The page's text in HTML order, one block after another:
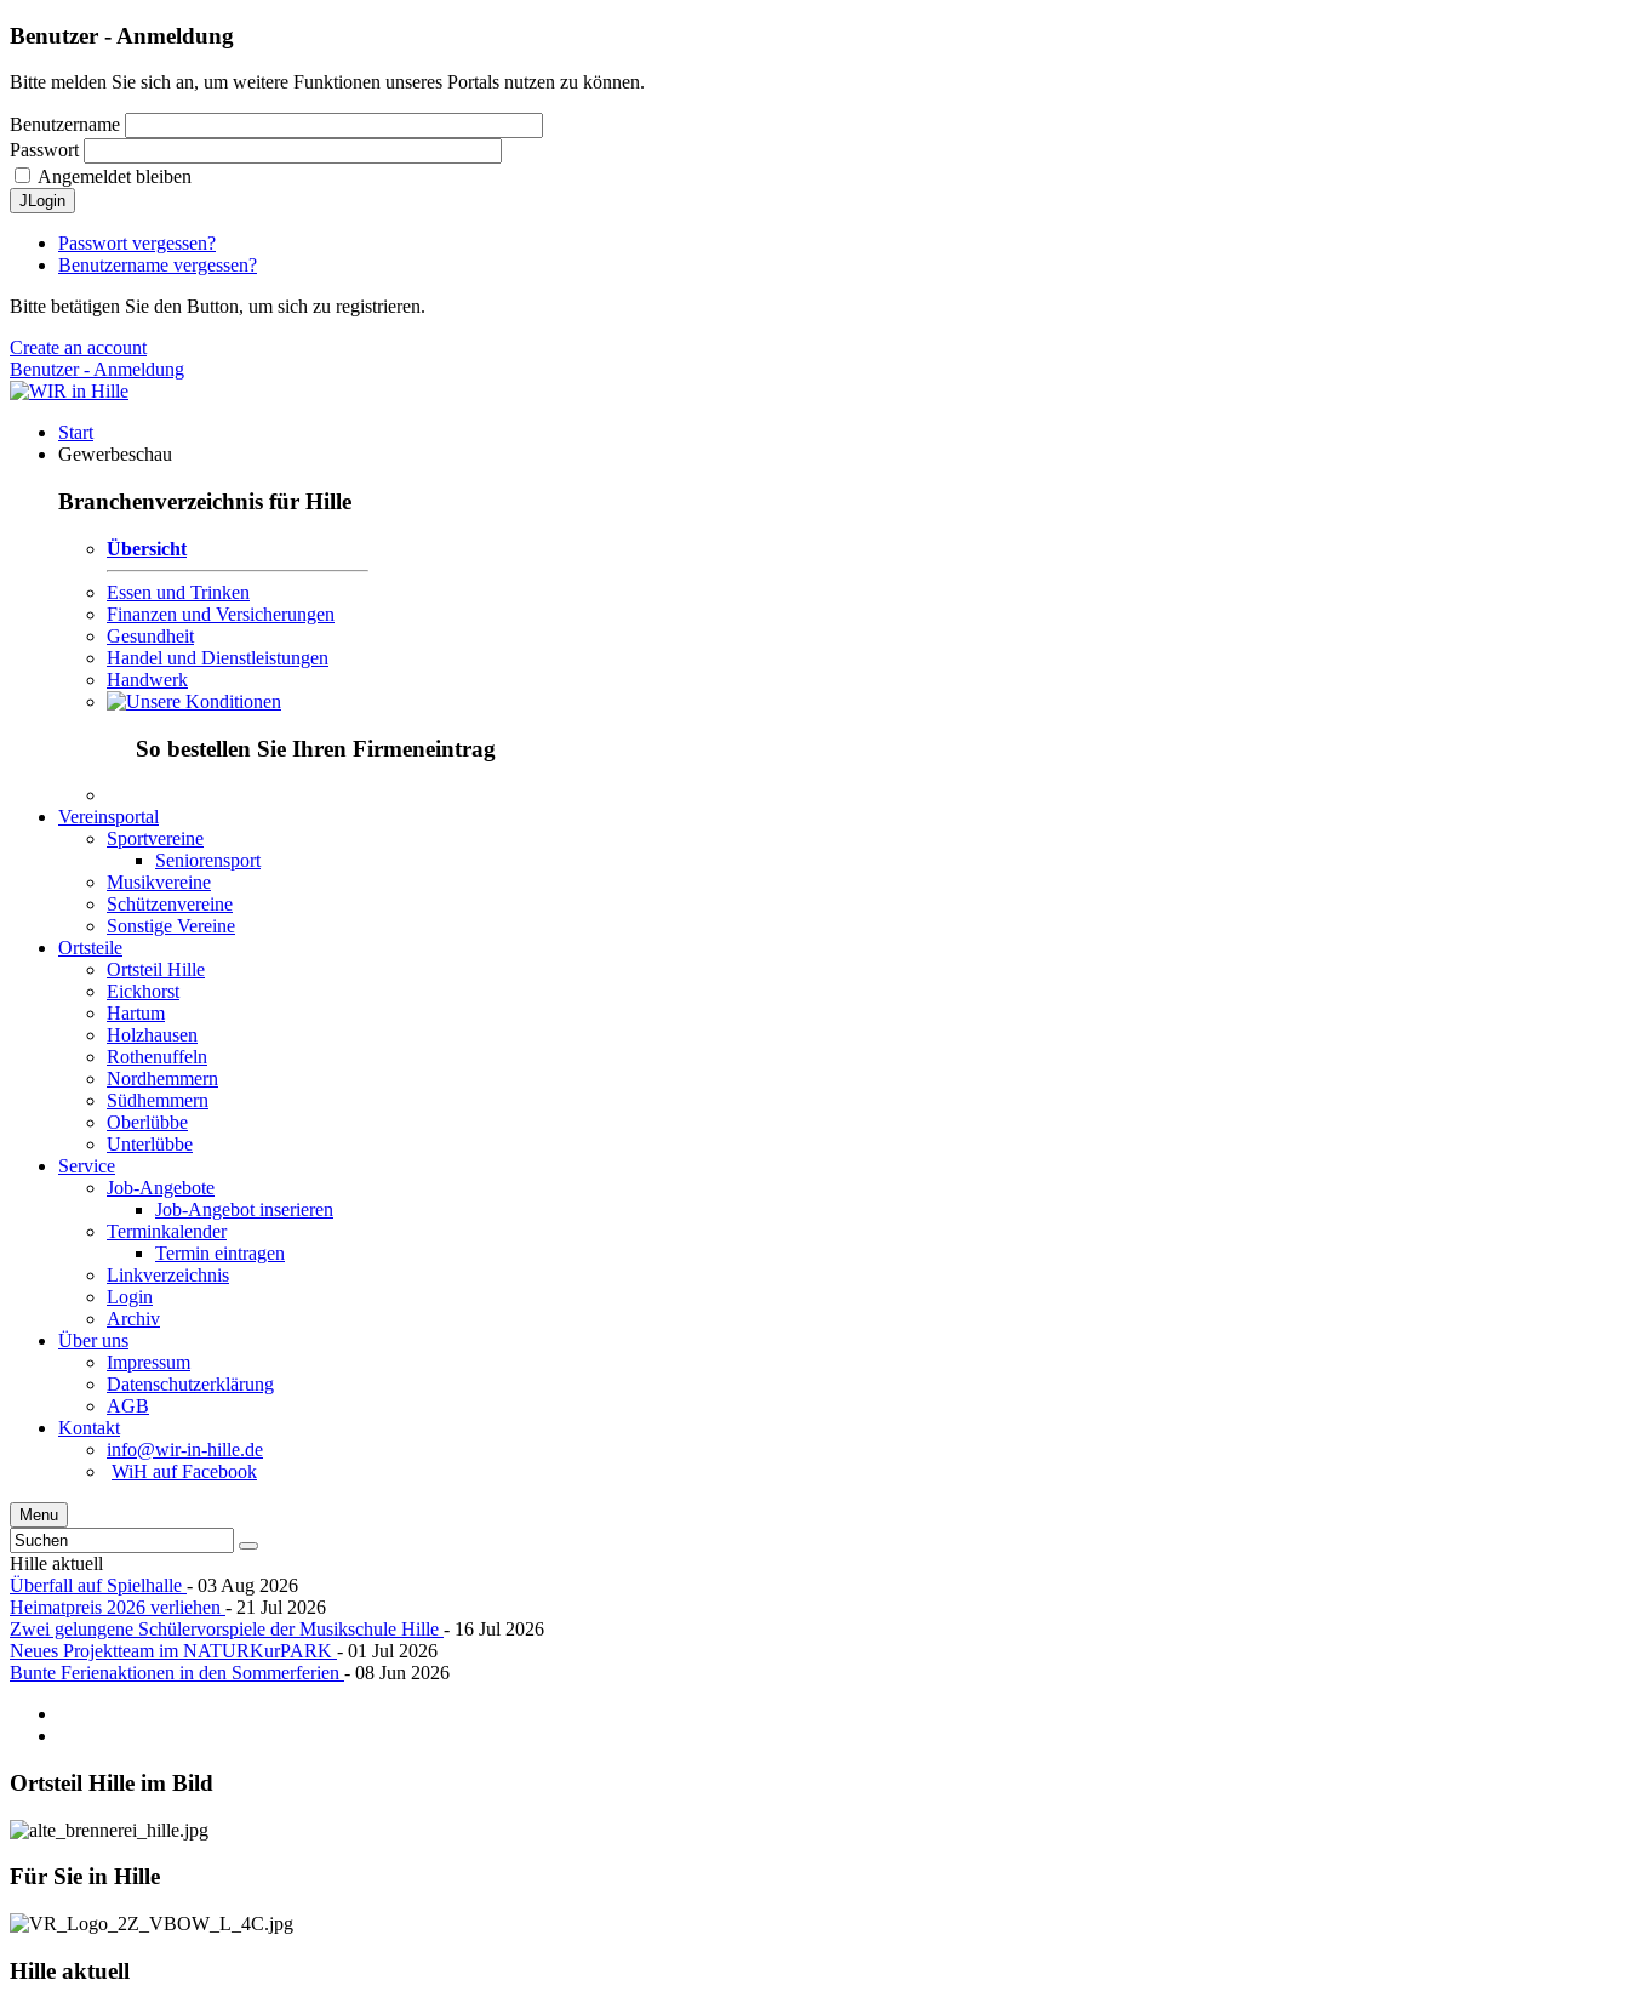
Benutzer - Anmeldung
Bitte melden Sie sich an, um weitere Funktionen unseres Portals nutzen zu können.
Benutzername
Passwort
Angemeldet bleiben
JLogin
Passwort vergessen?
Benutzername vergessen?
Bitte betätigen Sie den Button, um sich zu registrieren.
Create an account
Benutzer - Anmeldung
Start
Gewerbeschau
Branchenverzeichnis für Hille
Übersicht
Essen und Trinken
Finanzen und Versicherungen
Gesundheit
Handel und Dienstleistungen
Handwerk
So bestellen Sie Ihren Firmeneintrag
Vereinsportal
Sportvereine
Seniorensport
Musikvereine
Schützenvereine
Sonstige Vereine
Ortsteile
Ortsteil Hille
Eickhorst
Hartum
Holzhausen
Rothenuffeln
Nordhemmern
Südhemmern
Oberlübbe
Unterlübbe
Service
Job-Angebote
Job-Angebot inserieren
Terminkalender
Termin eintragen
Linkverzeichnis
Login
Archiv
Über uns
Impressum
Datenschutzerklärung
AGB
Kontakt
info@wir-in-hille.de
WiH auf Facebook
Menu
Hille aktuell
Überfall auf Spielhalle - 03 Aug 2026
Heimatpreis 2026 verliehen - 21 Jul 2026
Zwei gelungene Schülervorspiele der Musikschule Hille - 16 Jul 2026
Neues Projektteam im NATURKurPARK - 01 Jul 2026
Bunte Ferienaktionen in den Sommerferien - 08 Jun 2026
Ortsteil Hille im Bild
Für Sie in Hille
Hille aktuell